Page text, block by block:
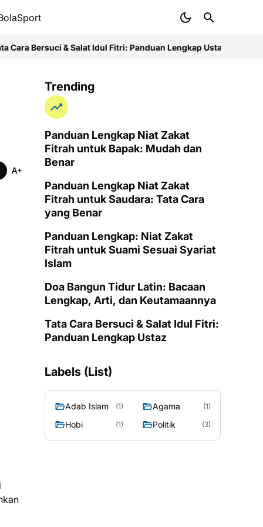
& Salat Idul Fitri: Panduan Lengkap UstazNiat Zakat Fitrah untuk
Trending
Panduan Lengkap Niat Zakat
Fitrah untuk Bapak: Mudah dan
Benar
Panduan Lengkap Niat Zakat
Fitrah untuk Saudara: Tata Cara
yang Benar
Panduan Lengkap: Niat Zakat
Fitrah untuk Suami Sesuai Syariat
Islam
Doa Bangun Tidur Latin: Bacaan
Lengkap, Arti, dan Keutamaannya
Tata Cara Bersuci & Salat Idul Fitri:
Panduan Lengkap Ustaz
Labels (List)
Adab Islam (1) Agama (1)
Hobi (1) Politik (3)